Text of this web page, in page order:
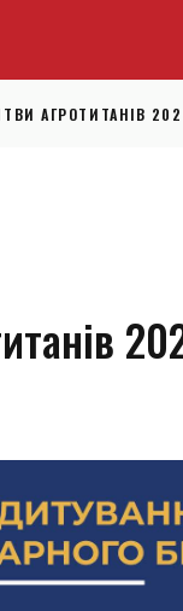
АГРОТИТАНІВ